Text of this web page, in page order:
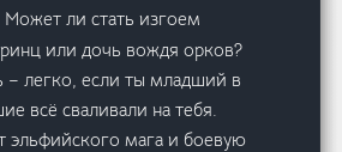
Может ли стать изгоем
или дочь вождя орков?
– легко, если ты младший в
всё сваливали на тебя.
эльфийского мага и боевую